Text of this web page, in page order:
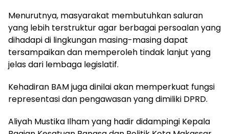
Menurutnya, masyarakat membutuhkan saluran
yang lebih terstruktur agar berbagai persoalan yang
dihadapi di lingkungan masing-masing dapat
tersampaikan dan memperoleh tindak lanjut yang
jelas dari lembaga legislatif.
Kehadiran BAM juga dinilai akan memperkuat fungsi
representasi dan pengawasan yang dimiliki DPRD.
Aliyah Mustika Ilham yang hadir didampingi Kepala